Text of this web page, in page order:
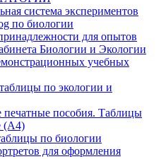
система экспериментов
по биологии
для опытов
Биологии и Экологии
учебных
по экологии и
печатные пособия. Таблицы
(А4)
по биологии
для оформления